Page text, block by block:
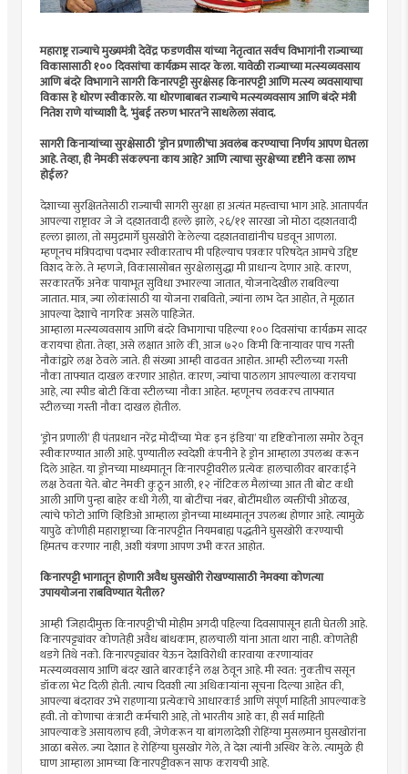
महाराष्ट्र राज्याचे मुख्यमंत्री देवेंद्र फडणवीस यांच्या नेतृत्वात सर्वच विभागांनी राज्याच्या
विकासासाठी १०० दिवसांचा कार्यक्रम सादर केला. यावेळी राज्याच्या मत्स्यव्यवसाय
आणि बंदरे विभागाने सागरी किनारपट्टी सुरक्षेसह किनारपट्टी आणि मत्स्य व्यवसायाचा
विकास हे धोरण स्वीकारले. या धोरणाबाबत राज्याचे मत्स्यव्यवसाय आणि बंदरे मंत्री
नितेश राणे यांच्याशी दै. ‘मुंबई तरुण भारत’ने साधलेला संवाद.
सागरी किनार्‍यांच्या सुरक्षेसाठी ‘ड्रोन प्रणाली’चा अवलंब करण्याचा निर्णय आपण घेतला
आहे. तेव्हा, ही नेमकी संकल्पना काय आहे? आणि त्याचा सुरक्षेच्या दृष्टीने कसा लाभ
होईल?
देशाच्या सुरक्षिततेसाठी राज्याची सागरी सुरक्षा हा अत्यंत महत्त्वाचा भाग आहे. आतापर्यंत
आपल्या राष्ट्रावर जे जे दहशतवादी हल्ले झाले, २६/११ सारखा जो मोठा दहशतवादी
हल्ला झाला, तो समुद्रमार्गे घुसखोरी केलेल्या दहशतवाद्यांनीच घडवून आणला.
म्हणूनच मंत्रिपदाचा पदभार स्वीकारताच मी पहिल्याच पत्रकार परिषदेत आमचे उद्दिष्ट
विशद केले. ते म्हणजे, विकासासोबत सुरक्षेलासुद्धा मी प्राधान्य देणार आहे. कारण,
सरकारतर्फे अनेक पायाभूत सुविधा उभारल्या जातात, योजनादेखील राबविल्या
जातात. मात्र, ज्या लोकांसाठी या योजना राबवितो, ज्यांना लाभ देत आहोत, ते मूळात
आपल्या देशाचे नागरिक असले पाहिजेत.
आम्हाला मत्स्यव्यवसाय आणि बंदरे विभागाचा पहिल्या १०० दिवसांचा कार्यक्रम सादर
करायचा होता. तेव्हा, असे लक्षात आले की, आज ७२० किमी किनार्‍यावर पाच गस्ती
नौकांद्वारे लक्ष ठेवले जाते. ही संख्या आम्ही वाढवत आहोत. आम्ही स्टीलच्या गस्ती
नौका ताफ्यात दाखल करणार आहोत. कारण, ज्यांचा पाठलाग आपल्याला करायचा
आहे, त्या स्पीड बोटी किंवा स्टीलच्या नौका आहेत. म्हणूनच लवकरच ताफ्यात
स्टीलच्या गस्ती नौका दाखल होतील.
‘ड्रोन प्रणाली’ ही पंतप्रधान नरेंद्र मोदींच्या ’मेक इन इंडिया’ या दृष्टिकोनाला समोर ठेवून
स्वीकारण्यात आली आहे. पुण्यातील स्वदेशी कंपनीने हे ड्रोन आम्हाला उपलब्ध करून
दिले आहेत. या ड्रोनच्या माध्यमातून किनारपट्टीवरील प्रत्येक हालचालीवर बारकाईने
लक्ष ठेवता येते. बोट नेमकी कुठून आली, १२ नॉटिकल मैलांच्या आत ती बोट कधी
आली आणि पुन्हा बाहेर कधी गेली, या बोटींचा नंबर, बोटींमधील व्यक्तींची ओळख,
त्यांचे फोटो आणि व्हिडिओ आम्हाला ड्रोनच्या माध्यमातून उपलब्ध होणार आहे. त्यामुळे
यापुढे कोणीही महाराष्ट्राच्या किनारपट्टीत नियमबाह्य पद्धतीने घुसखोरी करण्याची
हिंमतच करणार नाही, अशी यंत्रणा आपण उभी करत आहोत.
किनारपट्टी भागातून होणारी अवैध घुसखोरी रोखण्यासाठी नेमक्या कोणत्या
उपाययोजना राबविण्यात येतील?
आम्ही ’जिहादीमुक्त किनारपट्टी’ची मोहीम अगदी पहिल्या दिवसापासून हाती घेतली आहे.
किनारपट्ट्यांवर कोणतेही अवैध बांधकाम, हालचाली यांना आता थारा नाही. कोणतेही
थडगे तिथे नको. किनारपट्ट्यांवर येऊन देशविरोधी कारवाया करणार्‍यांवर
मत्स्यव्यवसाय आणि बंदर खाते बारकाईने लक्ष ठेवून आहे. मी स्वत: नुकतीच ससून
डॉकला भेट दिली होती. त्याच दिवशी त्या अधिकार्‍यांना सूचना दिल्या आहेत की,
आपल्या बंदरावर उभे राहणार्‍या प्रत्येकाचे आधारकार्ड आणि संपूर्ण माहिती आपल्याकडे
हवी. तो कोणाचा कंत्राटी कर्मचारी आहे, तो भारतीय आहे का, ही सर्व माहिती
आपल्याकडे असायलाच हवी, जेणेकरून या बांगलादेशी रोहिंग्या मुसलमान घुसखोरांना
आळा बसेल. ज्या देशात हे रोहिंग्या घुसखोर गेले, ते देश त्यांनी अस्थिर केले. त्यामुळे ही
घाण आम्हाला आमच्या किनारपट्टीवरून साफ करायची आहे.